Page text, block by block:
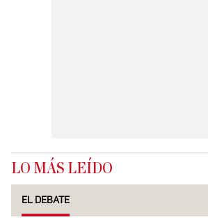
LO MÁS LEÍDO
EL DEBATE